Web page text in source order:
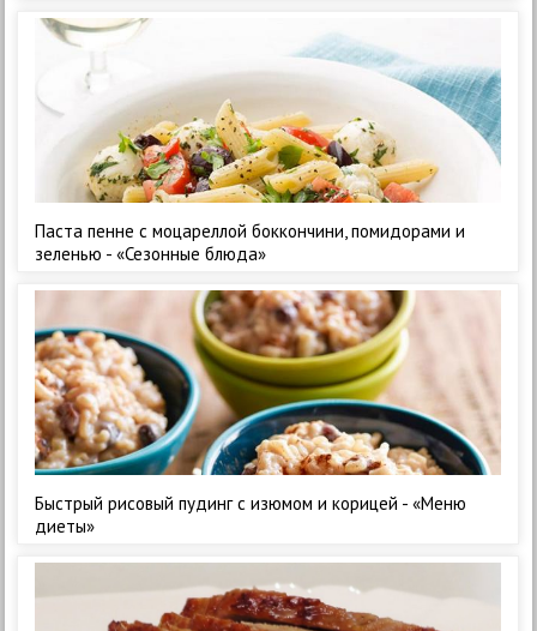
Паста пенне с моцареллой боккончини, помидорами и
зеленью - «Сезонные блюда»
Быстрый рисовый пудинг с изюмом и корицей - «Меню
диеты»